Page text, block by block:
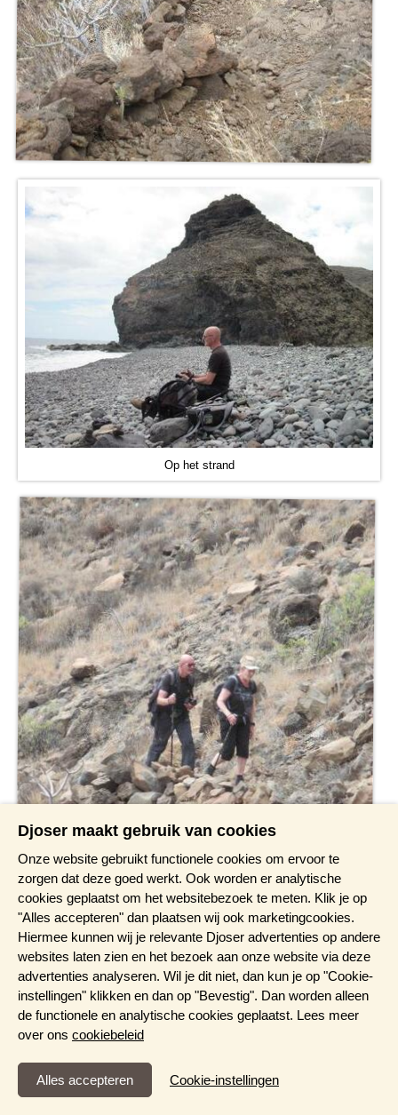
Op het strand
Djoser maakt gebruik van cookies
Onze website gebruikt functionele cookies om ervoor te
zorgen dat deze goed werkt. Ook worden er analytische
cookies geplaatst om het websitebezoek te meten. Klik je op
"Alles accepteren" dan plaatsen wij ook marketingcookies.
Hiermee kunnen wij je relevante Djoser advertenties op andere
websites laten zien en het bezoek aan onze website via deze
advertenties analyseren. Wil je dit niet, dan kun je op "Cookie-
instellingen" klikken en dan op "Bevestig". Dan worden alleen
de functionele en analytische cookies geplaatst. Lees meer
over ons cookiebeleid
Cookies die er voor zorgen dat de website naar behoren
Cookie-instellingen